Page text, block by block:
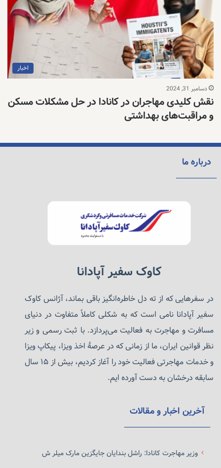
اخبار
دسامبر 31, 2024
نقش کلیدی مهاجران در کانادا در حل مشکلات مسکن
و مراقبت‌های بهداشتی
درباره ما
کاوک سفیر آپادانا
در سفرهایی که از ته دل خاطره‌انگیز باقی بماند، آژانس کاوک
سفیر آپادانا نامی است که به شکلی کاملاً متفاوت در دنیای
مسافرت و مهاجرت به فعالیت می‌پردازد. با ثبت رسمی و زیر
نظر قوانین ایران، ما از زمانی که در عرصهٔ اخذ ویزا، پیکاپ ویزا
و خدمات مهاجرتی فعالیت خود را آغاز کردیم، بیش از ۱۵ سال
سابقه درخشان به دست آورده ایم.
آخرین اخبار و مقالات
وزیر مهاجرت کانادا: راشل بندایان جایگزین مارک میلر ش